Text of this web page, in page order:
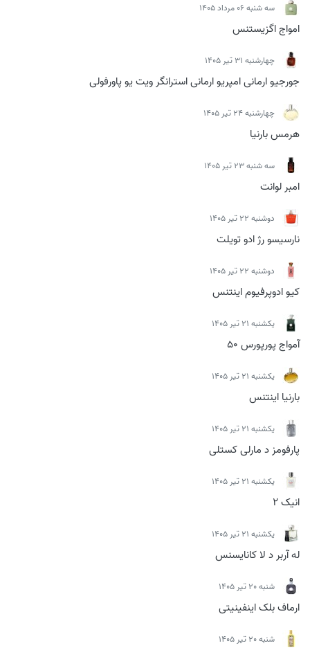
سه شنبه 06 مرداد 1405
امواج اگزیستنس
چهارشنبه 31 تیر 1405
جورجیو ارمانی امپریو ارمانی استرانگر ویت یو پاورفولی
چهارشنبه 24 تیر 1405
هرمس بارنیا
سه شنبه 23 تیر 1405
امبر لوانت
دوشنبه 22 تیر 1405
نارسیسو رژ ادو تویلت
دوشنبه 22 تیر 1405
کیو ادوپرفیوم اینتنس
يكشنبه 21 تیر 1405
آمواج پورپورس 50
يكشنبه 21 تیر 1405
بارنیا اینتنس
يكشنبه 21 تیر 1405
پارفومز د مارلی کستلی
يكشنبه 21 تیر 1405
انیک 2
يكشنبه 21 تیر 1405
له آربر د لا کانایسنس
شنبه 20 تیر 1405
ارماف بلک اینفینیتی
شنبه 20 تیر 1405